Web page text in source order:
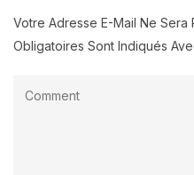
Votre Adresse E-Mail Ne Sera
Obligatoires Sont Indiqués